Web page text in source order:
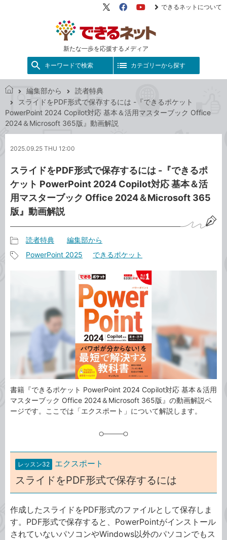
新たな一歩を応援するメディア
X（旧
FacebookYouTube
できるネットについて
キーワードで検索 カテゴリーから探す
で
き
る
ト
編集部から
読者特典
スライドをPDF形式で保存するには -『できるポケット
PowerPoint 2024 Copilot対応 基本＆活用マスターブック Office
2024＆Microsoft 365版』動画解説
2025.09.25 THU 12:00
スライドをPDF形式で保存するには -『できるポ
ケット PowerPoint 2024 Copilot対応 基本＆活
用マスターブック Office 2024＆Microsoft 365
版』動画解説
事
読者特典 編集部から
PowerPoint 2025 できるポケット
書籍『できるポケット PowerPoint 2024 Copilot対応 基本＆活用
マスターブック Office 2024＆Microsoft 365版』の動画解説ペ
ージです。ここでは「エクスポート」について解説します。
レッスン32 エクスポート
スライドをPDF形式で保存するには
作成したスライドをPDF形式のファイルとして保存しま
す。PDF形式で保存すると、PowerPointがインストール
されていないパソコンやWindows以外のパソコンでもス